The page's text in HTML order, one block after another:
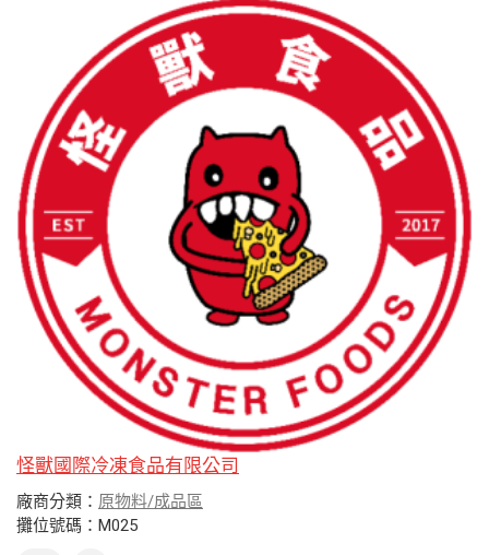
怪獸國際冷凍食品有限公司
廠商分類： 原物料/成品區
攤位號碼：M025